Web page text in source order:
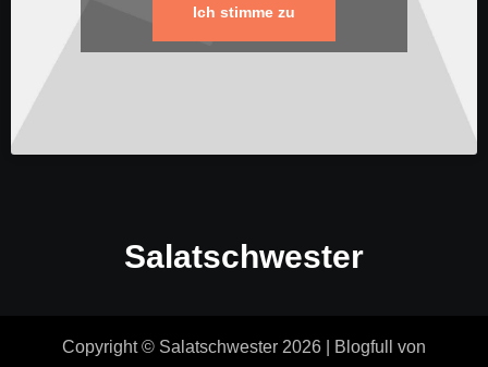
Ich stimme zu
Salatschwester
Copyright © Salatschwester 2026 Blogfull
von